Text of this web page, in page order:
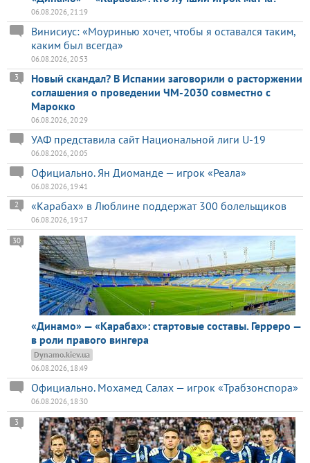
06.08.2026, 21:19
Винисиус: «Моуринью хочет, чтобы я оставался таким,
каким был всегда»
06.08.2026, 20:53
Новый скандал? В Испании заговорили о расторжении
соглашения о проведении ЧМ-2030 совместно с
Марокко
3
06.08.2026, 20:29
УАФ представила сайт Национальной лиги U-19
06.08.2026, 20:05
Официально. Ян Диоманде — игрок «Реала»
06.08.2026, 19:41
«Карабах» в Люблине поддержат 300 болельщиков
2
06.08.2026, 19:17
«Динамо» — «Карабах»: стартовые составы. Герреро —
в роли правого вингера
30
Dynamo.kiev.ua
06.08.2026, 18:49
Официально. Мохамед Салах — игрок «Трабзонспора»
06.08.2026, 18:30
3